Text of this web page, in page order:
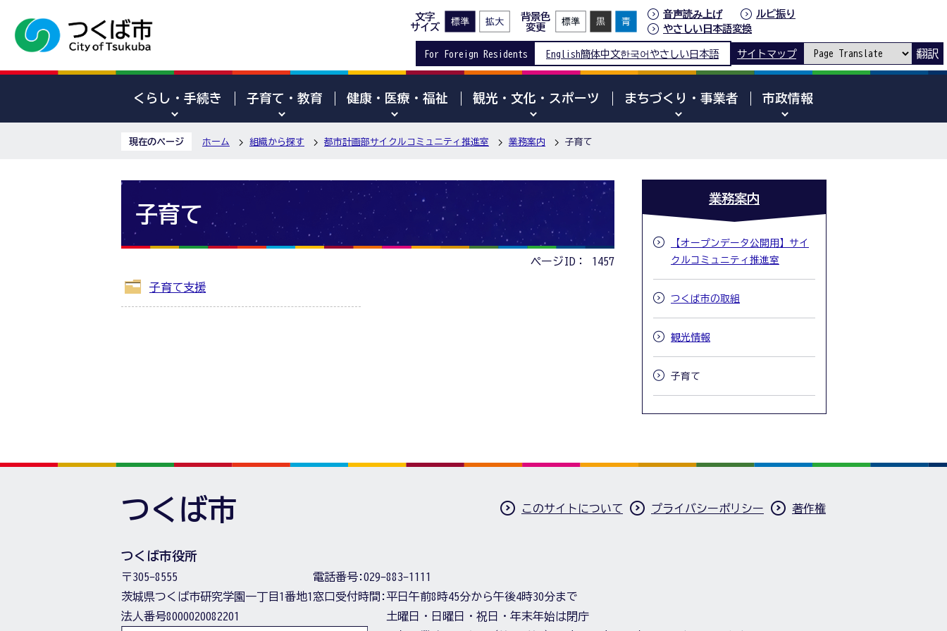
文字
サイズ
背景色
変更
音声読み上げ
ルビ振り
やさしい日本語変換
For Foreign Residents English簡体中文한국어 やさしい日本語 サイトマップ 翻訳
くらし・手続き 子育て・教育 健康・医療・福祉 観光・文化・スポーツ まちづくり・事業者 市政情報
現在のページ ホーム 組織から探す 都市計画部サイクルコミュニティ推進室 業務案内 子育て
子育て
ページID： 1457
子育て支援
業務案内
【オープンデータ公開用】サイ
クルコミュニティ推進室
つくば市の取組
観光情報
子育て
つくば市 このサイトについて プライバシーポリシー 著作権
つくば市役所
〒305-8555
茨城県つくば市研究学園一丁目1番地1
法人番号8000020082201
電話番号:029-883-1111
窓口受付時間:平日午前8時45分から午後4時30分まで
土曜日・日曜日・祝日・年末年始は閉庁